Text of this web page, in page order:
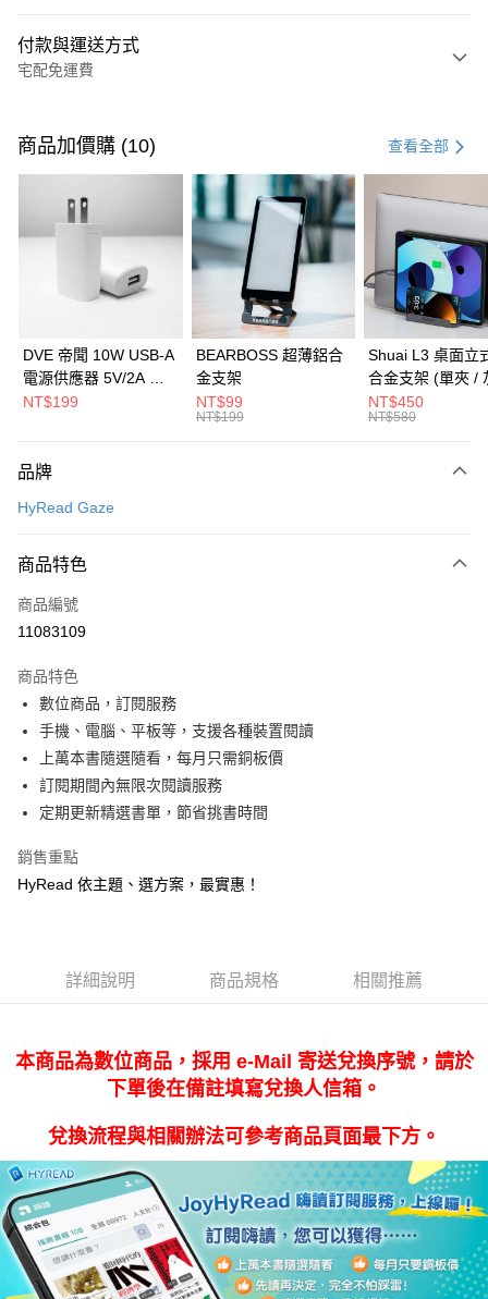
付款與運送方式
宅配免運費
信用卡一次付款
3 期 0 利率 每期 NT$333
第一商業銀行
華南商業銀行
彰化商業銀行
上海商業儲蓄銀行
台北富邦商業銀行
兆豐國際商業銀行
臺灣中小企業銀行
台中商業銀行
匯豐（台灣）商業銀行
華泰商業銀行
聯邦商業銀行
元大商業銀行
台灣樂天信用卡公司
NT$166 21家銀行
合作金庫商業銀行
第一商業銀行
彰化商業銀行
台北富邦商業銀行
國泰世華商業銀行
兆豐國際商業銀行
臺灣中小企業銀行
匯豐（台灣）商業銀行
玉山商業銀行
台灣樂天信用卡公司
街口支付
悠遊付
相關說明
1.本服務由台灣大哥大提供，台灣大哥大用戶可立即使用無須另外申請。
2.付款方式選擇「大哥付你分期」，訂單成立後會自動跳轉到大哥付的交易
3.實際核准額度、可分期數及費用金額請依後續交易確認頁面所載為準。
4.訂單成立30分鐘內，如未前往確認交易或遇審核未通過，訂單將自動取
消。如遇「轉專審核」未通過狀況，表示未達大哥付你分期系統評分，恕無
法說明評估內容。
【繳款方式說明】
1.分期款項不併入電信帳單，「大哥付你分期」於每月結算日後寄送繳費提
2.透過簡訊連結打開帳單後，可選擇「超商條碼／台灣大直營門市／銀行轉
【注意事項】
1.本服務係由「台灣大哥大股份有限公司」（以下簡稱本公司）所提供，讓
資料（包含姓名、電話或地址）提供予台灣大哥大進項蒐集、處理及利用，
ATM付款
宅配物流
數位商品免運
免運費
免運費
商品加價購 (10) 查看全部
DVE 帝聞 10W USB-A
電源供應器 5V/2A 充
電頭 (適用閱讀器、小
NT$199
BEARBOSS 超薄鋁合
金支架
NT$99
NT$199
Shuai L3 桌面立
合金支架 (單夾 /
NT$450
NT$580
品牌
HyRead Gaze
商品特色
商品編號
11083109
商品特色
數位商品，訂閱服務
手機、電腦、平板等，支援各種裝置閱讀
上萬本書隨選隨看，每月只需銅板價
訂閱期間內無限次閱讀服務
定期更新精選書單，節省挑書時間
銷售重點
HyRead 依主題、選方案，最實惠！
詳細說明 商品規格 相關推薦
本商品為數位商品，採用 e-Mail 寄送兌換序號，請於
下單後在備註填寫兌換人信箱。
兌換流程與相關辦法可參考商品頁面最下方。